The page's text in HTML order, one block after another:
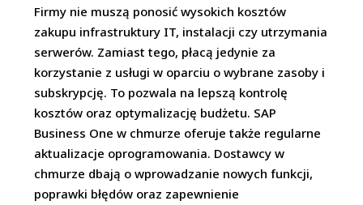
Firmy nie muszą ponosić wysokich kosztów
zakupu infrastruktury IT, instalacji czy utrzymania
serwerów. Zamiast tego, płacą jedynie za
korzystanie z usługi w oparciu o wybrane zasoby i
subskrypcję. To pozwala na lepszą kontrolę
kosztów oraz optymalizację budżetu. SAP
Business One w chmurze oferuje także regularne
aktualizacje oprogramowania. Dostawcy w
chmurze dbają o wprowadzanie nowych funkcji,
poprawki błędów oraz zapewnienie